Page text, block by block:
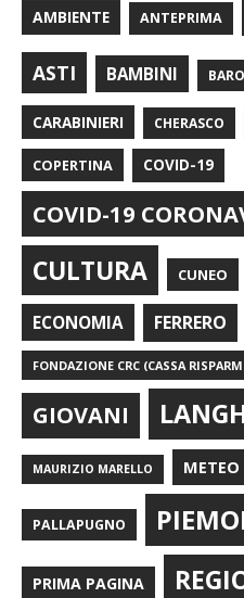
AMBIENTE ANTEPRIMA
ASTI BAMBINI
CARABINIERI CHERASCO
COPERTINA COVID-19
COVID-19
CULTURA CUNEO
ECONOMIA FERRERO
FONDAZIONE CRC (CASSA
GIOVANI
MAURIZIO MARELLO METEO
PALLAPUGNO
PRIMA PAGINA